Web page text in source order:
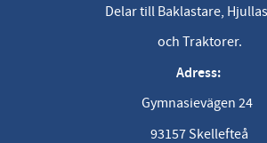
Delar till Baklastare,
och Traktorer.
Adress:
Gymnasievägen 24
93157 Skellefteå